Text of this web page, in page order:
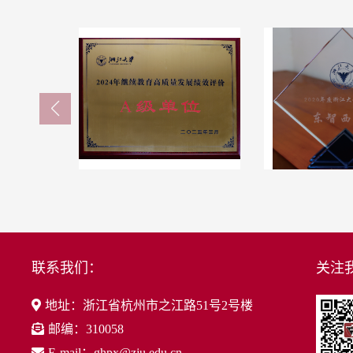
联系我们：
地址：浙江省杭州市之江路51号2号楼
邮编：310058
关注